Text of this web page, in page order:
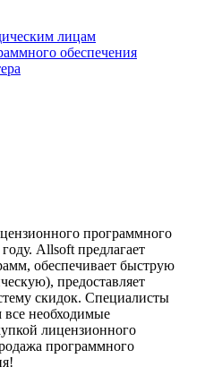
лицам
обеспечения
программного
Allsoft предлагает
обеспечивает быструю
предоставляет
скидок. Специалисты
необходимые
лицензионного
программного